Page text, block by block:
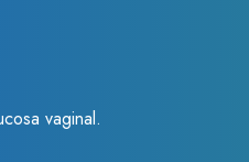
vaginal.